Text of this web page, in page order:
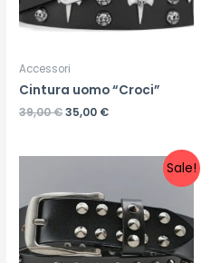
Accessori
Cintura uomo “Croci”
39,00€35,00 €
Sale!